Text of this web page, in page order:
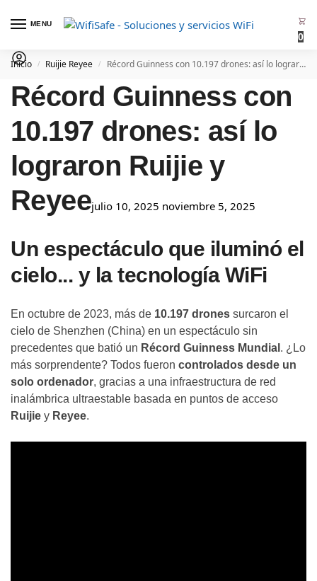
MENU
0
Inicio / Ruijie Reyee / Récord Guinness con 10.197 drones: así lo lograron Ruijie y Reyee
Récord Guinness con
10.197 drones: así lo
lograron Ruijie y
Reyeejulio 10, 2025 noviembre 5, 2025
Un espectáculo que iluminó el
cielo... y la tecnología WiFi
En octubre de 2023, más de 10.197 drones surcaron el
cielo de Shenzhen (China) en un espectáculo sin
precedentes que batió un Récord Guinness Mundial . ¿Lo
más sorprendente? Todos fueron controlados desde un
solo ordenador, gracias a una infraestructura de red
inalámbrica ultraestable basada en puntos de acceso
Ruijie y Reyee.